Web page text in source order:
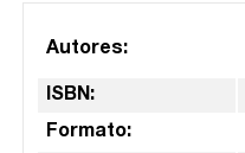
Autores:
ISBN:
Formato: